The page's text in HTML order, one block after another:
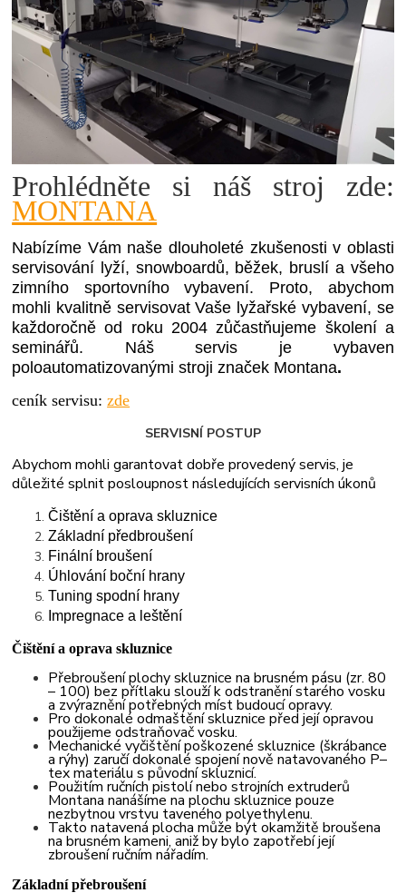
Prohlédněte si náš stroj zde:
MONTANA
Nabízíme Vám naše dlouholeté zkušenosti v oblasti
servisování lyží, snowboardů, běžek, bruslí a všeho
zimního sportovního vybavení. Proto, abychom
mohli kvalitně servisovat Vaše lyžařské vybavení, se
každoročně od roku 2004 zůčastňujeme školení a
seminářů. Náš servis je vybaven
poloautomatizovanými stroji značek Montana.
ceník servisu:zde
SERVISNÍ POSTUP
Abychom mohli garantovat dobře provedený servis, je
důležité splnit posloupnost následujících servisních úkonů
Čištění a oprava skluznice
Základní předbroušení
Finální broušení
Úhlování boční hrany
Tuning spodní hrany
Impregnace a leštění
Čištění a oprava skluznice
Přebroušení plochy skluznice na brusném pásu (zr. 80
– 100) bez přítlaku slouží k odstranění starého vosku
a zvýraznění potřebných míst budoucí opravy.
Pro dokonalé odmaštění skluznice před její opravou
použijeme odstraňovač vosku.
Mechanické vyčištění poškozené skluznice (škrábance
a rýhy) zaručí dokonalé spojení nově natavovaného P–
tex materiálu s původní skluznicí.
Použitím ručních pistolí nebo strojních extruderů
Montana nanášíme na plochu skluznice pouze
nezbytnou vrstvu taveného polyethylenu.
Takto natavená plocha může být okamžitě broušena
na brusném kameni, aniž by bylo zapotřebí její
zbroušení ručním nářadím.
Základní přebroušení